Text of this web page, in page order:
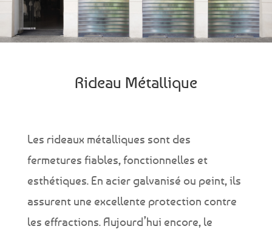
Rideau Métallique
Les rideaux métalliques sont des
fermetures fiables, fonctionnelles et
esthétiques. En acier galvanisé ou peint, ils
assurent une excellente protection contre
les effractions. Aujourd’hui encore, le